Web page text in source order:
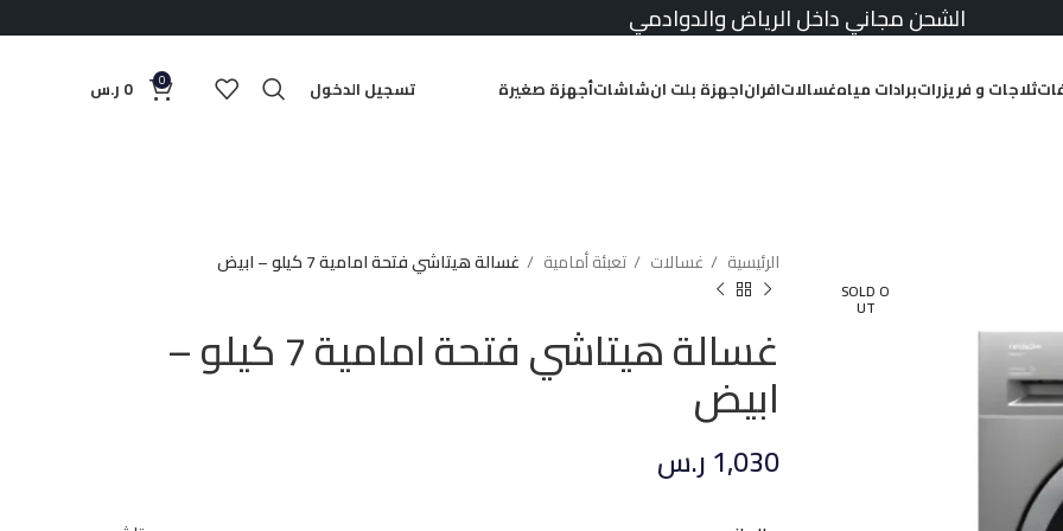
الشحن مجاني داخل الرياض والدوادمي
ثلاجات و فريزراتبرادات مياهغسالاتافراناجهزة بلت انشاشاتأجهزة صغيرة تسجيل الدخول 0
0 ر.س
SOLD O
UT
الرئيسية غسالات تعبئة أمامية غسالة هيتاشي فتحة امامية 7 كيلو – ابيض
غسالة هيتاشي فتحة امامية 7 كيلو –
ابيض
1,030ر.س